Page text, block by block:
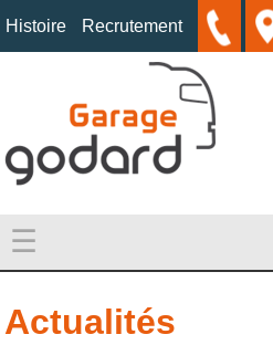
Histoire Recrutement
Garage GODARD
Garage poids lourds
☰
Actualités